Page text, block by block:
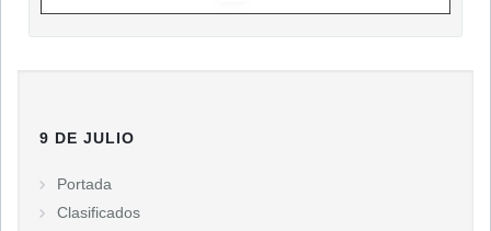
9 DE JULIO
Portada
Clasificados